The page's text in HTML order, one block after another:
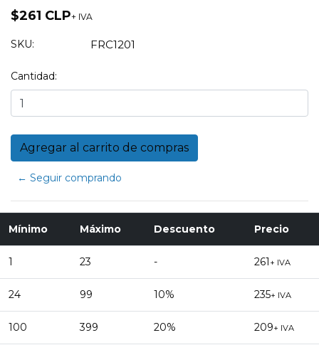
$261 CLP+ IVA
SKU: FRC1201
Cantidad:
← Seguir comprando
Mínimo Máximo Descuento Precio
1 23 - 261 + IVA
24 99 10% 235+ IVA
100 399 20% 209+ IVA